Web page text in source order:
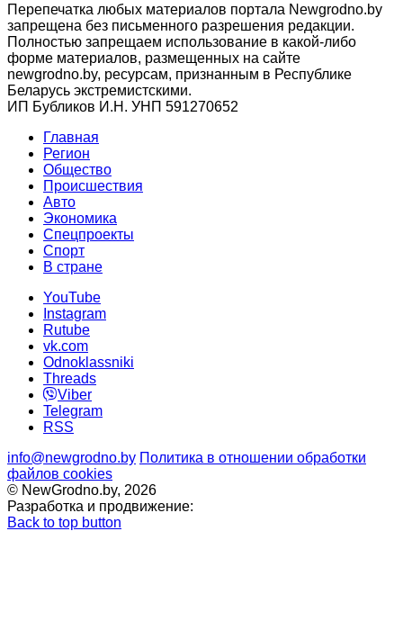
Перепечатка любых материалов портала Newgrodno.by
запрещена без письменного разрешения редакции.
Полностью запрещаем использование в какой-либо
форме материалов, размещенных на сайте
newgrodno.by, ресурсам, признанным в Республике
Беларусь экстремистскими.
ИП Бубликов И.Н. УНП 591270652
Главная
Регион
Общество
Происшествия
Авто
Экономика
Спецпроекты
Cпорт
В стране
YouTube
Instagram
Rutube
vk.com
Odnoklassniki
Threads
Viber
Telegram
RSS
info@newgrodno.by Политика в отношении обработки
файлов cookies
© NewGrodno.by, 2026
Разработка и продвижение:
Back to top button